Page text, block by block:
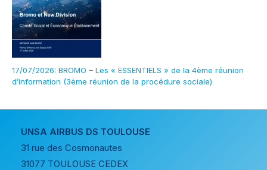
17/07/2026: BROMO – Les « ESSENTIELS » de la 4ème réunion
d’information (3ème réunion de la procédure sociale)
UNSA AIRBUS DS TOULOUSE
31 rue des Cosmonautes
31077 TOULOUSE CEDEX